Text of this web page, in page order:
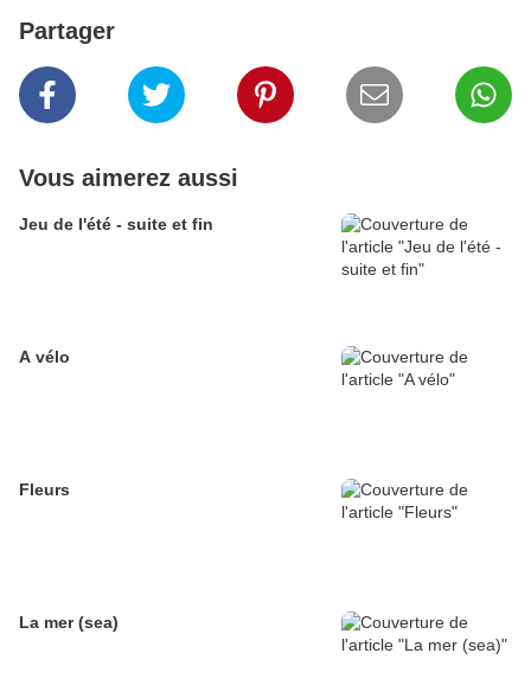
Partager
Vous aimerez aussi
Jeu de l'été - suite et fin
A vélo
Fleurs
La mer (sea)